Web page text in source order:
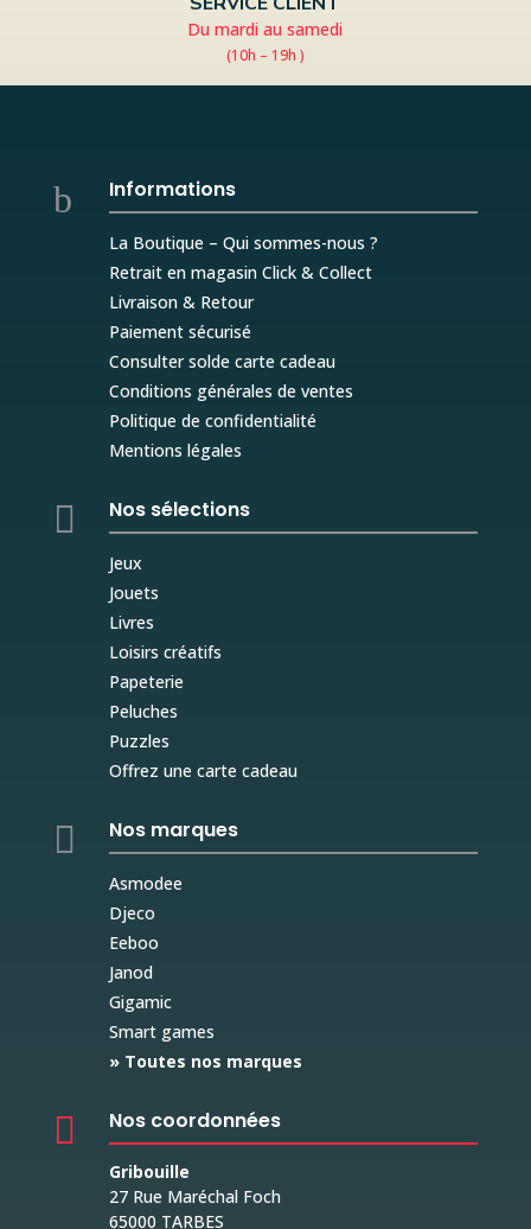
Du mardi au samedi
(10h – 19h )
b Informations
La Boutique – Qui sommes-nous ?
Retrait en magasin Click & Collect
Livraison & Retour
Paiement sécurisé
Consulter solde carte cadeau
Conditions générales de ventes
Politique de confidentialité
Mentions légales
 Nos sélections
Jeux
Jouets
Livres
Loisirs créatifs
Papeterie
Peluches
Puzzles
Offrez une carte cadeau
 Nos marques
Asmodee
Djeco
Eeboo
Janod
Gigamic
Smart games
» Toutes nos marques
 Nos coordonnées
Gribouille
27 Rue Maréchal Foch
65000 TARBES